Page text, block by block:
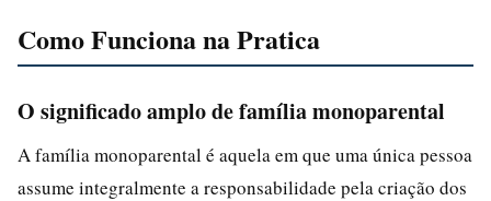
Como Funciona na Pratica
O significado amplo de família monoparental
A família monoparental é aquela em que uma única pessoa
assume integralmente a responsabilidade pela criação dos